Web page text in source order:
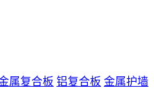
属复合板 铝复合板 金属护墙